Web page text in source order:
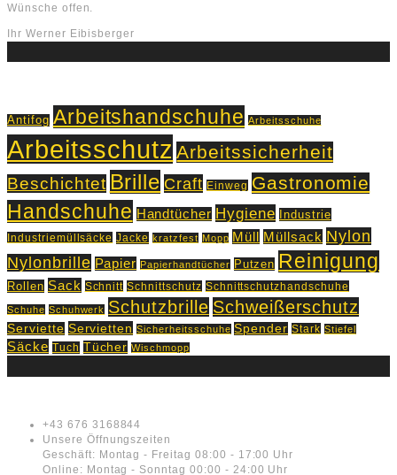
Wünsche offen.
Ihr Werner Eibisberger
Antifog Arbeitshandschuhe Arbeitsschuhe
Arbeitsschutz Arbeitssicherheit
Beschichtet Brille Craft Einweg Gastronomie
Handschuhe Handtücher Hygiene Industrie
Industriemüllsäcke Jacke kratzfest Mopp Müll Müllsack Nylon
Nylonbrille Papier Papierhandtücher Putzen Reinigung
Rollen Sack Schnitt Schnittschutz Schnittschutzhandschuhe
Schuhe Schuhwerk Schutzbrille Schweißerschutz
Serviette Servietten Sicherheitsschuhe Spender Stark Stiefel
Säcke Tuch Tücher Wischmopp
+43 676 3168844
Unsere Öffnungszeiten
Geschäft: Montag - Freitag 08:00 - 17:00 Uhr
Online: Montag - Sonntag 00:00 - 24:00 Uhr